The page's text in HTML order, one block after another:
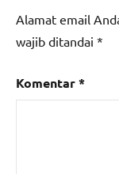
Alamat email
wajib ditandai *
Komentar*